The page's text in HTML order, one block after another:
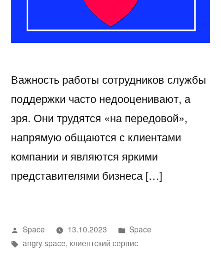
Важность работы сотрудников службы
поддержки часто недооценивают, а
зря. Они трудятся «на передовой»,
напрямую общаются с клиентами
компании и являются яркими
представителями бизнеса […]
Написано
автором
Space 13.10.2023
Написано
в
Space
Метки:
angry space, клиентский сервис